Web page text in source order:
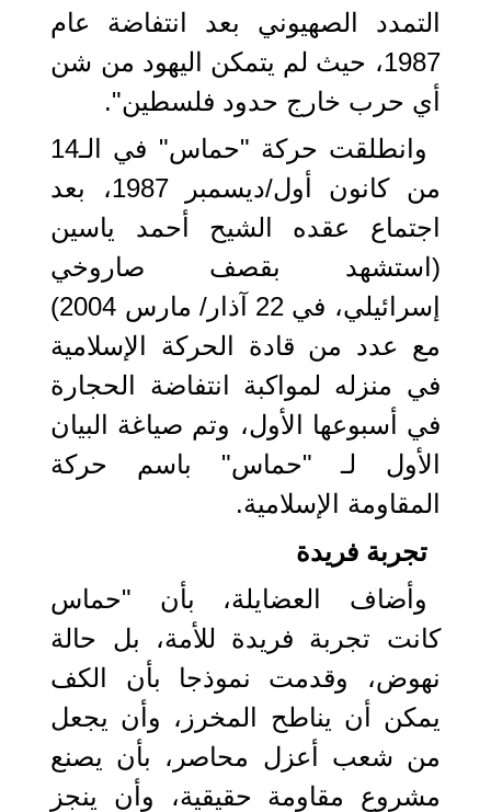
التمدد الصهيوني بعد انتفاضة عام
1987، حيث لم يتمكن اليهود من شن
أي حرب خارج حدود فلسطين".
وانطلقت حركة "حماس" في الـ14
من كانون أول/ديسمبر 1987، بعد
اجتماع عقده الشيح أحمد ياسين
(استشهد بقصف صاروخي
إسرائيلي، في 22 آذار/ مارس 2004)
مع عدد من قادة الحركة الإسلامية
في منزله لمواكبة انتفاضة الحجارة
في أسبوعها الأول، وتم صياغة البيان
الأول لـ "حماس" باسم حركة
المقاومة الإسلامية.
تجربة فريدة
وأضاف العضايلة، بأن "حماس
كانت تجربة فريدة للأمة، بل حالة
نهوض، وقدمت نموذجا بأن الكف
يمكن أن يناطح المخرز، وأن يجعل
من شعب أعزل محاصر، بأن يصنع
مشروع مقاومة حقيقية، وأن ينجز